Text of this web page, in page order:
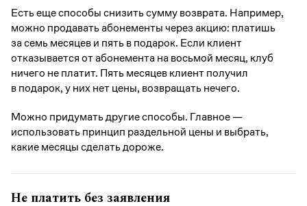
Есть еще способы снизить сумму возврата. Например,
можно продавать абонементы через акцию: платишь
за семь месяцев и пять в подарок. Если клиент
отказывается от абонемента на восьмой месяц, клуб
ничего не платит. Пять месяцев клиент получил
в подарок, у них нет цены, возвращать нечего.
Можно придумать другие способы. Главное —
использовать принцип раздельной цены и выбрать,
какие месяцы сделать дороже.
Не платить без заявления